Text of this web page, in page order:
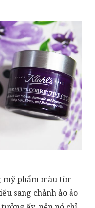
mỹ phẩm màu tím
sang chảnh ảo ảo